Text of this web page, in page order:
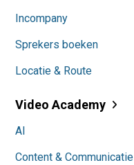
Incompany
Sprekers boeken
Locatie & Route
Video Academy
AI
Content & Communicatie